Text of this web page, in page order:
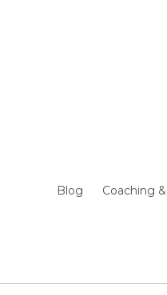
Blog Coaching